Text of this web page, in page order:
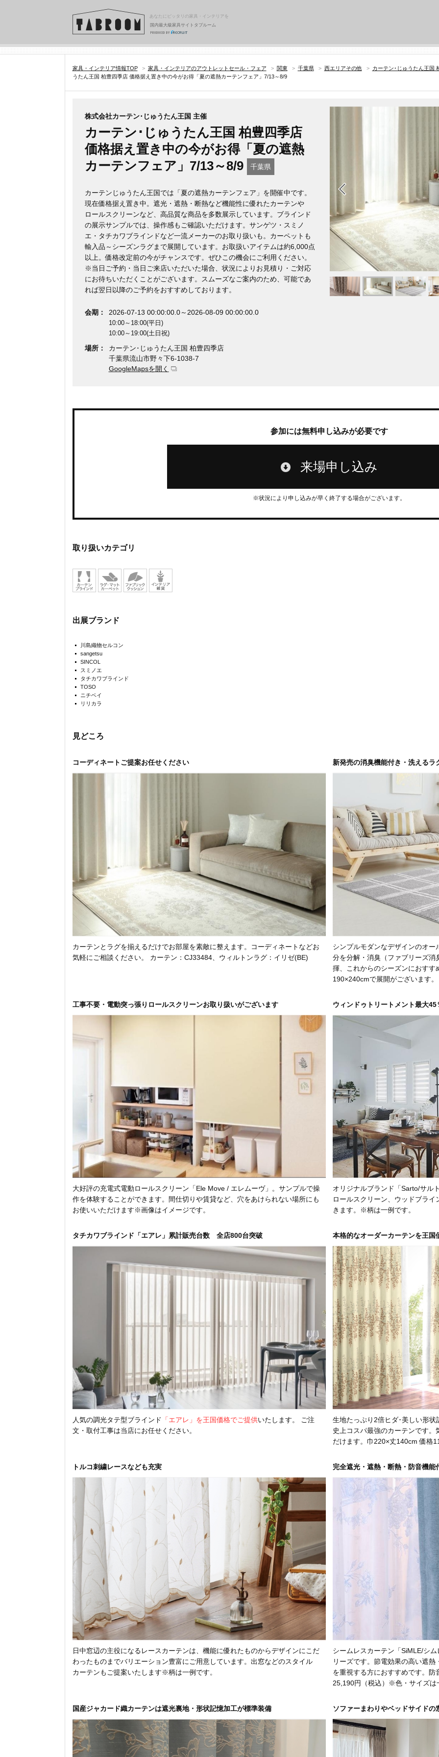
あなたにピッタリの家具・インテリアを
国内最大級家具サイトタブルーム
家具・インテリア情報TOP > 家具・インテリアのアウトレットセール・フェア > 関東 > 千葉県 > 西エリアその他 >
カーテン･じゅうたん王国
うたん王国 柏豊四季店 価格据え置き中の今がお得「夏の遮熱カーテンフェア」7/13～8/9
株式会社カーテン･じゅうたん王国 主催
カーテン･じゅうたん王国 柏豊四季店
価格据え置き中の今がお得「夏の遮熱
カーテンフェア」7/13～8/9
千葉県
カーテンじゅうたん王国では「夏の遮熱カーテンフェア」を開催中です。
現在価格据え置き中。遮光・遮熱・断熱など機能性に優れたカーテンや
ロールスクリーンなど、高品質な商品を多数展示しています。ブラインド
の展示サンプルでは、操作感もご確認いただけます。サンゲツ・スミノ
エ・タチカワブラインドなど一流メーカーのお取り扱いも。カーペットも
輸入品～シーズンラグまで展開しています。お取扱いアイテムは約6,000点
以上。価格改定前の今がチャンスです。ぜひこの機会にご利用ください。
※当日ご予約・当日ご来店いただいた場合、状況によりお見積り・ご対応
にお待ちいただくことがございます。スムーズなご案内のため、可能であ
れば翌日以降のご予約をおすすめしております。
会期： 2026-07-13 00:00:00.0～2026-08-09 00:00:00.0
10:00～18:00(平日)
10:00～19:00(土日祝)
場所：
カーテン･じゅうたん王国 柏豊四季店
千葉県流山市野々下6-1038-7
GoogleMapsを開く
参加には無料申し込みが必要です
来場申し込み
※状況により申し込みが早く終了する場合がございます。
取り扱いカテゴリ
出展ブランド
川島織物セルコン
sangetsu
SINCOL
スミノエ
タチカワブラインド
TOSO
ニチベイ
リリカラ
見どころ
コーディネートご提案お任せください
カーテンとラグを揃えるだけでお部屋を素敵に整えます。コーディネートなどお
気軽にご相談ください。 カーテン：CJ33484、ウィルトンラグ：イリゼ(BE)
新発売の消臭機能付き・洗えるラ
シンプルモダンなデザインのオ
分を分解・消臭（ファブリーズ
揮、これからのシーズンにおす
190×240cmで展開がございます。
工事不要・電動突っ張りロールスクリーンお取り扱いがございます
大好評の充電式電動ロールスクリーン「Ele Move / エレムーヴ」。サンプルで操
作を体験することができます。間仕切りや賃貸など、穴をあけられない場所にも
お使いいただけます※画像はイメージです。
ウィンドゥトリートメント最大45
オリジナルブランド「Sarto/サル
ロールスクリーン、ウッドブライ
きます。※柄は一例です。
タチカワブラインド「エアレ」累計販売台数 全店800台突破
人気の調光タテ型ブラインド 「エアレ」を王国価格でご提供いたします。 ご注
文・取付工事は当店にお任せください。
本格的なオーダーカーテンを王国
生地たっぷり2倍ヒダ･美しい形
史上コスパ最強のカーテンです
だけます。巾220×丈140cm 価格
トルコ刺繍レースなども充実
日中窓辺の主役になるレースカーテンは、機能に優れたものからデザインにこだ
わったものまでバリエーション豊富にご用意しています。出窓などのスタイル
カーテンもご提案いたします※柄は一例です。
完全遮光・遮熱・断熱・防音機
シームレスカーテン「SiMLE/シ
リーズです。節電効果の高い遮
を重視する方におすすめです。
25,190円（税込）※色・サイズは
国産ジャカード織カーテンは遮光裏地・形状記憶加工が標準装備 ソファーまわりやベッドサイド